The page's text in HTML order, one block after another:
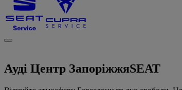
Ауді Центр ЗапоріжжяSEAT